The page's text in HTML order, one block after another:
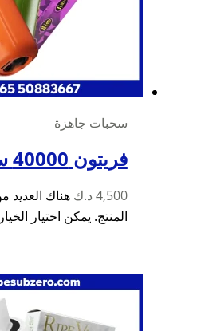
سحبات جاهزة
فريتون 40000 سحبة
4,500 د.ك هناك العديد
المنتج. يمكن اختيار